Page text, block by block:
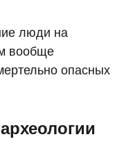
люди на
вообще
опасных